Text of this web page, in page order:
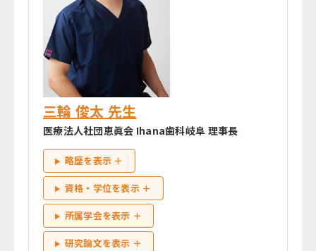
三輪 俊太 先生
医療法人社団恵眞会 Ihana歯科岐阜 理事長
略歴を表示 ＋
資格・学位を表示 ＋
所属学会を表示 ＋
研究論文を表示 ＋